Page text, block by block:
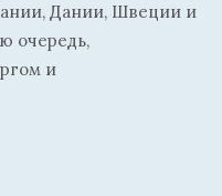
Дании, Швеции и
очередь,
и